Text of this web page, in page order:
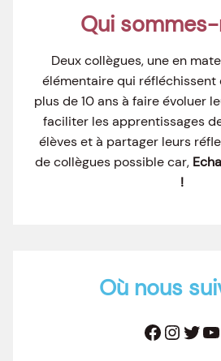
Qui
Deux collègues, une en
élémentaire qui réfléchissent
plus de 10 ans à faire évoluer
faciliter les apprentissages
élèves et à partager leurs
de collègues possible car,
!
Où nous
Facebook Instagram Twitter YouTube